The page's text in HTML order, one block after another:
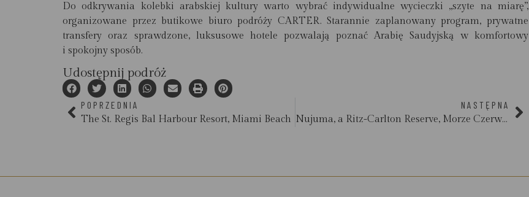
Do odkrywania kolebki arabskiej kultury warto wybrać indywidualne wycieczki „szyte na miarę”,
organizowane przez butikowe biuro podróży CARTER. Starannie zaplanowany program, prywatne
transfery oraz sprawdzone, luksusowe hotele pozwalają poznać Arabię Saudyjską w komfortowy
i spokojny sposób.
Udostępnij podróż
POPRZEDNIA
The St. Regis Bal Harbour Resort, Miami Beach
NASTĘPNA
Nujuma, a Ritz-Carlton Reserve, Morze Czerwone